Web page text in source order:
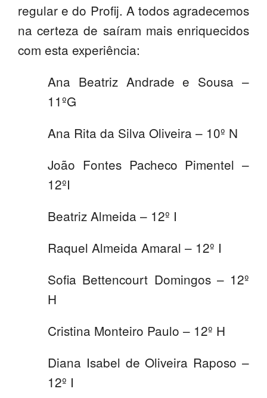
regular e do Profij. A todos agradecemos
na certeza de saíram mais enriquecidos
com esta experiência:
Ana Beatriz Andrade e Sousa –
11ºG
Ana Rita da Silva Oliveira – 10º N
João Fontes Pacheco Pimentel –
12ºI
Beatriz Almeida – 12º I
Raquel Almeida Amaral – 12º I
Sofia Bettencourt Domingos – 12º
H
Cristina Monteiro Paulo – 12º H
Diana Isabel de Oliveira Raposo –
12º I